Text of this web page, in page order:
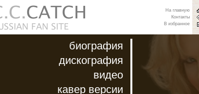
биография
дискография
видео
кавер версии
На главную
Контакты
В избранное